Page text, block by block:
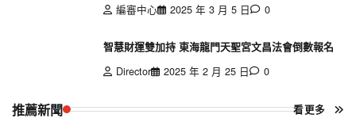
編審中心
2025 年 3 月 5 日 0
智慧財運雙加持 東海龍門天聖宮文昌法會倒數報名
Director
2025 年 2 月 25 日 0
推薦新聞 看更多